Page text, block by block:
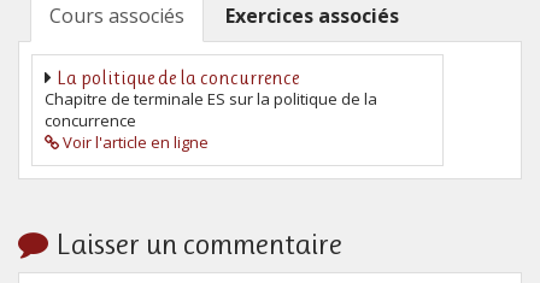
Cours associés Exercices associés
La politique de la concurrence
Chapitre de terminale ES sur la politique de la
concurrence
Voir l'article en ligne
Laisser un commentaire